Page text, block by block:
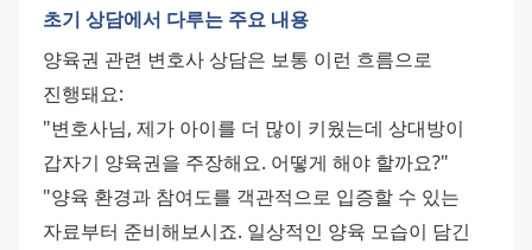
초기 상담에서 다루는 주요 내용
양육권 관련 변호사 상담은 보통 이런 흐름으로
진행돼요:
"변호사님, 제가 아이를 더 많이 키웠는데 상대방이
갑자기 양육권을 주장해요. 어떻게 해야 할까요?"
"양육 환경과 참여도를 객관적으로 입증할 수 있는
자료부터 준비해보시죠. 일상적인 양육 모습이 담긴